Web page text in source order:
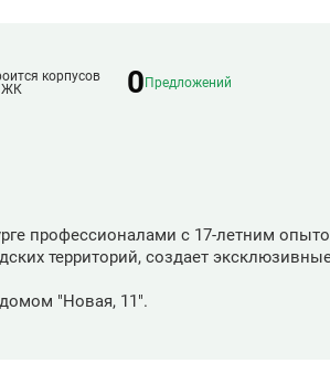
корпусов
ЖК
0 Предложений
профессионалами с 17-летним
территорий, создает
"Новая, 11".